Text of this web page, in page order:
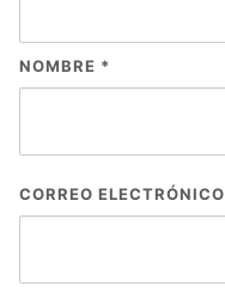
NOMBRE *
CORREO ELECTRÓNICO